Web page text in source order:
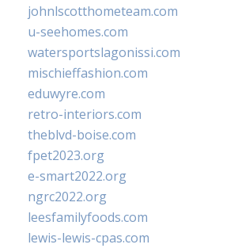
johnlscotthometeam.com
u-seehomes.com
watersportslagonissi.com
mischieffashion.com
eduwyre.com
retro-interiors.com
theblvd-boise.com
fpet2023.org
e-smart2022.org
ngrc2022.org
leesfamilyfoods.com
lewis-lewis-cpas.com